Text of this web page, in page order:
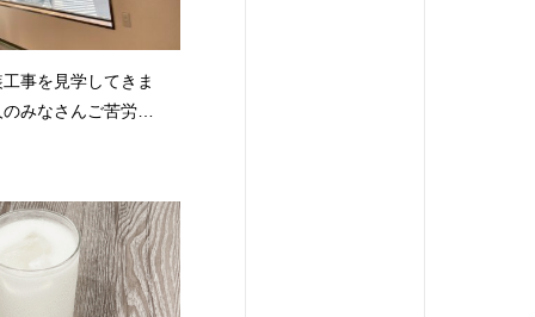
事を見学してきま
みなさんご苦労さ